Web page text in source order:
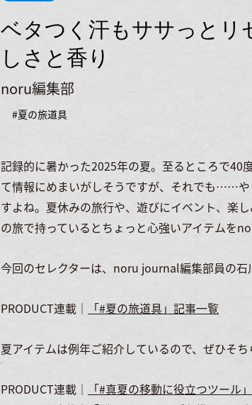
ベタつく汗もササっとリ
しさと香り
noru編集部
#夏の旅道具
記録的に暑かった2025年の夏。至るところで40
て情報にめまいがしそうですが、それでも……
すよね。夏休みの旅行や、遊びにイベント、楽
の旅で持っているとちょっと心強いアイテムを
今回のセレクターは、noru journal編集部員の石
PRODUCT連載｜ 「#夏の旅道具」記事一覧
夏アイテムは例年ご紹介しているので、ぜひそ
PRODUCT連載｜
「#真夏の移動に役立つツール